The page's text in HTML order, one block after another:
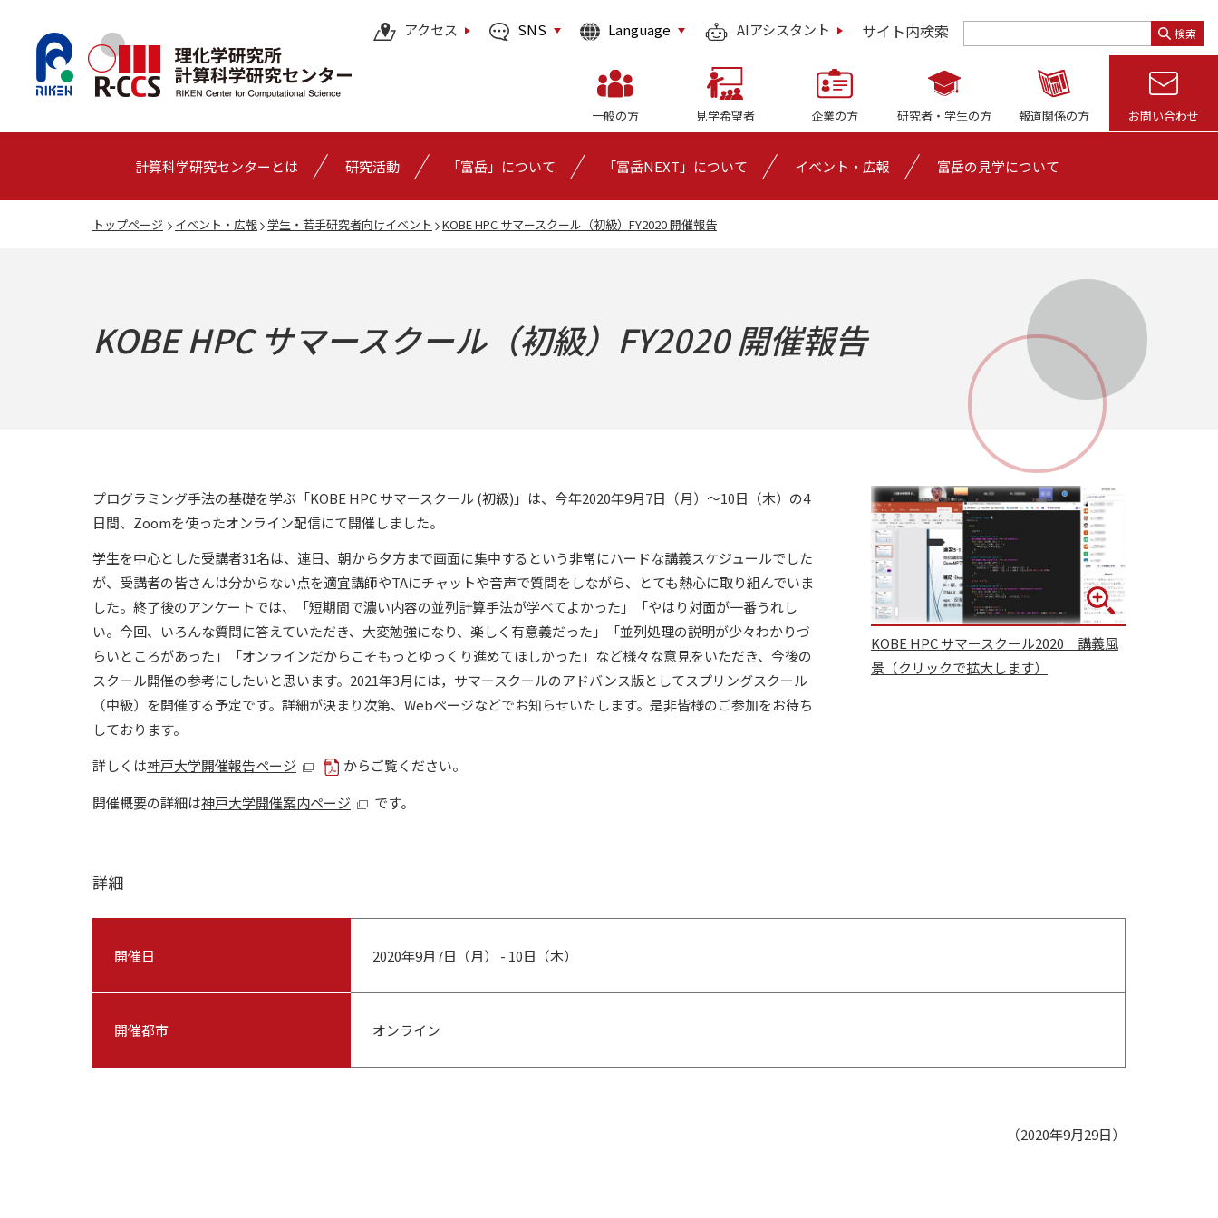
一般の方 見学希望者 企業の方 研究者・ 学生の方 報道関係の方 お問い合わせ
計算科学研究センターとは 研究活動 「富岳」について 「富岳NEXT」について イベント・広報 富岳の見学について
アクセス SNS Language AIアシスタント サイト内検索 検索
トップページ イベント・広報 学生・若手研究者向けイベント KOBE HPC サマースクール（初級）FY2020 開催報告
KOBE HPC サマースクール（初級）FY2020 開催報告
プログラミング手法の基礎を学ぶ「KOBE HPC サマースクール (初級)」は、今年2020年9月7日（月）～10日（木）の4
日間、Zoomを使ったオンライン配信にて開催しました。
学生を中心とした受講者31名は、連日、朝から夕方まで画面に集中するという非常にハードな講義スケジュールでした
が、受講者の皆さんは分からない点を適宜講師やTAにチャットや音声で質問をしながら、とても熱心に取り組んでいま
した。終了後のアンケートでは、「短期間で濃い内容の並列計算手法が学べてよかった」「やはり対面が一番うれし
い。今回、いろんな質問に答えていただき、大変勉強になり、楽しく有意義だった」「並列処理の説明が少々わかりづ
らいところがあった」「オンラインだからこそもっとゆっくり進めてほしかった」など様々な意見をいただき、今後の
スクール開催の参考にしたいと思います。2021年3月には，サマースクールのアドバンス版としてスプリングスクール
（中級）を開催する予定です。詳細が決まり次第、Webページなどでお知らせいたします。是非皆様のご参加をお待ち
しております。
詳しくは神戸大学開催報告ページ
からご覧ください。
開催概要の詳細は神戸大学開催案内ページ です。
KOBE HPC サマースクール2020 講義風
景（クリックで拡大します）
詳細
開催日 2020年9月7日（月） - 10日（木）
開催都市 オンライン
（2020年9月29日）